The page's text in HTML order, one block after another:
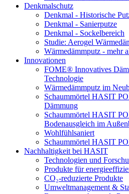
Denkmalschutz
Denkmal - Historische
Denkmal - Sanierputze
Denkmal - Sockelbereich
Studie: Aerogel
Wärmedämmputz - mehr
Innovationen
FOME® Innovatives
Technologie
Wärmedämmputz im
Schaummörtel HASIT
Dämmung
Schaummörtel HASIT
Bodenausgleich im
Wohlfühlsaniert
Schaummörtel HASIT
Nachhaltigkeit bei HASIT
Technologien und
Produkte für
CO₂-reduzierte Produkte
Umweltmanagement &